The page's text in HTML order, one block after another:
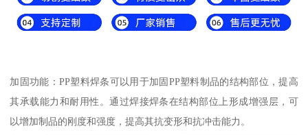
加固功能：PP塑料焊条可以用于加固PP塑料制品的结构部位，提高
其承载能力和耐用性。通过焊接焊条在结构部位上形成增强层，可
以增加制品的刚度和强度，提高其抗变形和抗冲击能力。